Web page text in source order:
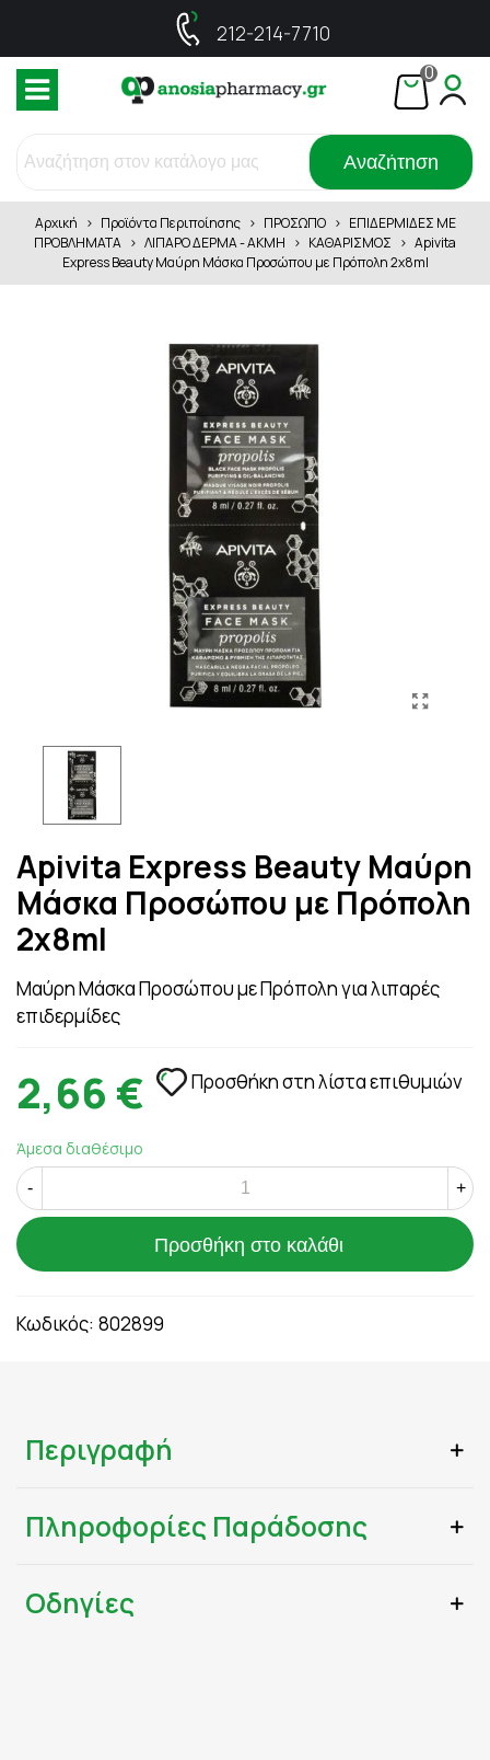
212-214-7710
0
Αναζήτηση
Αρχική > Προϊόντα Περιποίησης > ΠΡΟΣΩΠΟ > ΕΠΙΔΕΡΜΙΔΕΣ ΜΕ
ΠΡΟΒΛΗΜΑΤΑ > ΛΙΠΑΡΟ ΔΕΡΜΑ - ΑΚΜΗ > ΚΑΘΑΡΙΣΜΟΣ > Apivita
Express Beauty Μαύρη Μάσκα Προσώπου με Πρόπολη 2x8ml
Apivita Express Beauty Μαύρη
Μάσκα Προσώπου με Πρόπολη
2x8ml
Μαύρη Μάσκα Προσώπου με Πρόπολη για λιπαρές
επιδερμίδες
2,66 € Προσθήκη στη λίστα επιθυμιών
Άμεσα διαθέσιμο
- +
Προσθήκη στο καλάθι
Κωδικός: 802899
Περιγραφή
Πληροφορίες Παράδοσης
Οδηγίες